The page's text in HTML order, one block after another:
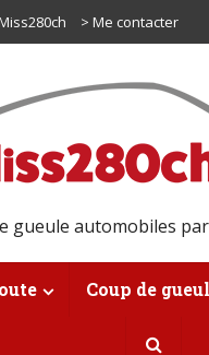
> Me contacter
gueule automobiles
Coup de